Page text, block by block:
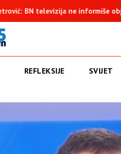
objektivno, već pokušava da
REFLEKSIJE SVIJET